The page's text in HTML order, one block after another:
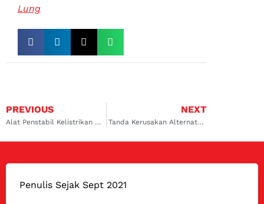
Lung
PREVIOUS
Alat Penstabil Kelistrikan Mobil yang Cocok Untuk Mobil Kesayangan Anda
NEXT
Tanda Kerusakan Alternator Mobil Yang Perlu Diwaspadai
Penulis Sejak Sept 2021